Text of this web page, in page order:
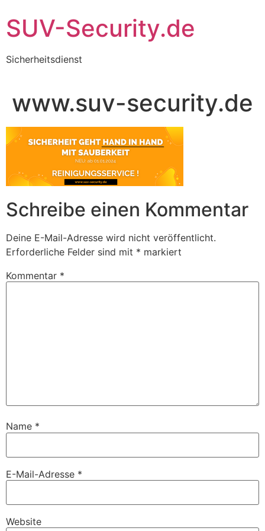
Inhalt
wechseln
SUV-Security.de
Sicherheitsdienst
www.suv-security.de
Schreibe einen Kommentar
Deine E-Mail-Adresse wird nicht veröffentlicht.
Erforderliche Felder sind mit * markiert
Kommentar *
Name *
E-Mail-Adresse *
Website